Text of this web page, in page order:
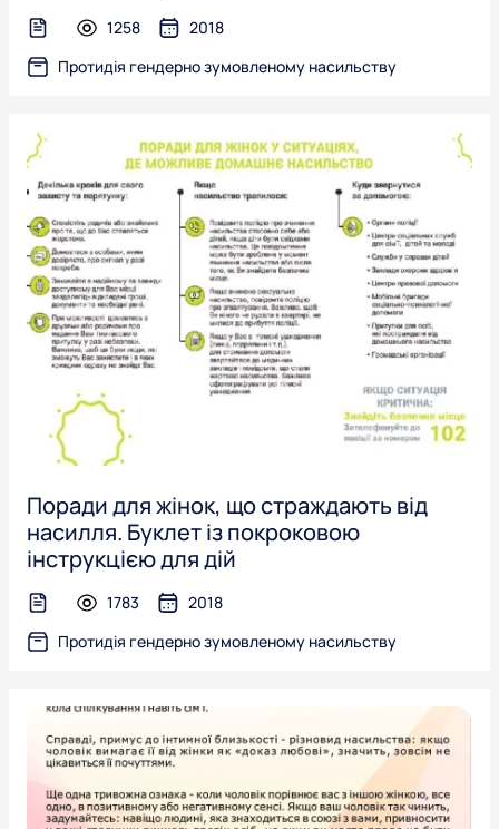
text-file1258
2018
Протидія гендерно зумовленому насильству
Поради для жінок, що страждають від
насилля. Буклет із покроковою
інструкцією для дій
text-file1783
2018
Протидія гендерно зумовленому насильству